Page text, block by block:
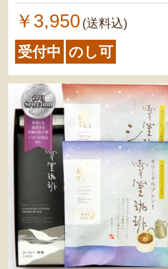
￥3,950 (送料込)
受付中 のし可